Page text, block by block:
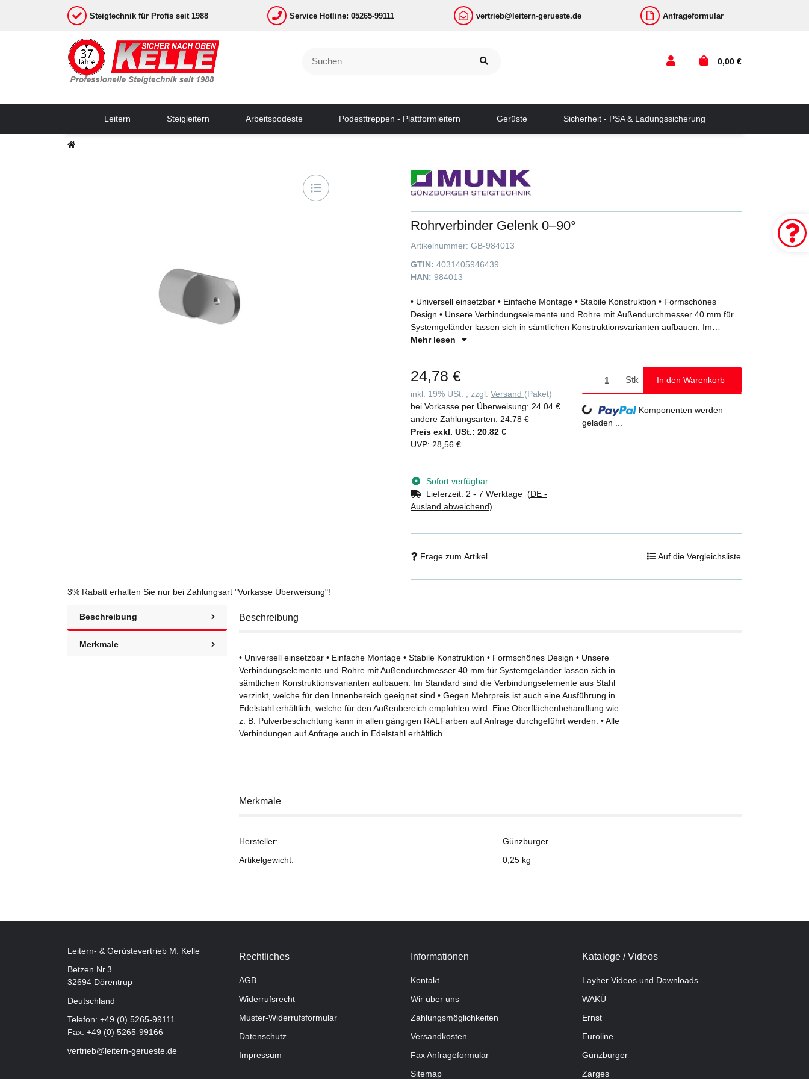
Steigtechnik für Profis seit 1988 Service Hotline: 05265-99111 vertrieb@leitern-gerueste.de Anfrageformular
0,00 €
Leitern Steigleitern Arbeitspodeste Podesttreppen - Plattformleitern Gerüste Sicherheit - PSA & Ladungssicherung
Rohrverbinder Gelenk 0–90°
Artikelnummer: GB-984013
GTIN: 4031405946439
HAN: 984013
• Universell einsetzbar • Einfache Montage • Stabile Konstruktion • Formschönes
Design • Unsere Verbindungselemente und Rohre mit Außendurchmesser 40 mm für
Systemgeländer lassen sich in sämtlichen Konstruktionsvarianten aufbauen. Im
Standard sind die Verbindungselemente aus Stahl verzinkt, welche für den
erhältlich, welche für den Außenbereich empfohlen wird. Eine Oberflächenbehandlung
wie z. B. Pulverbeschichtung kann in allen gängigen RALFarben auf Anfrage
durchgeführt werden. • Alle Verbindungen auf Anfrage auch in Edelstahl erhältlich
Mehr lesen
24,78 €
inkl. 19% USt. , zzgl. Versand (Paket)
bei Vorkasse per Überweisung: 24.04 €
andere Zahlungsarten: 24.78 €
Preis exkl. USt.: 20.82 €
UVP: 28,56 €
Sofort verfügbar
Lieferzeit: 2 - 7 Werktage (DE -
Ausland abweichend)
Stk In den Warenkorb
Loading...
Komponenten werden
geladen ...
Frage zum Artikel Auf die Vergleichsliste
3% Rabatt erhalten Sie nur bei Zahlungsart "Vorkasse Überweisung"!
Beschreibung
Merkmale
Beschreibung
• Universell einsetzbar • Einfache Montage • Stabile Konstruktion • Formschönes Design • Unsere
Verbindungselemente und Rohre mit Außendurchmesser 40 mm für Systemgeländer lassen sich in
sämtlichen Konstruktionsvarianten aufbauen. Im Standard sind die Verbindungselemente aus Stahl
verzinkt, welche für den Innenbereich geeignet sind • Gegen Mehrpreis ist auch eine Ausführung in
Edelstahl erhältlich, welche für den Außenbereich empfohlen wird. Eine Oberflächenbehandlung wie
z. B. Pulverbeschichtung kann in allen gängigen RALFarben auf Anfrage durchgeführt werden. • Alle
Verbindungen auf Anfrage auch in Edelstahl erhältlich
Merkmale
Hersteller:
Günzburger
Artikelgewicht:
0,25 kg
Leitern- & Gerüstevertrieb M. Kelle
Betzen Nr.3
32694 Dörentrup
Deutschland
Telefon: +49 (0) 5265-99111
Fax: +49 (0) 5265-99166
vertrieb@leitern-gerueste.de
Rechtliches
AGB
Widerrufsrecht
Muster-Widerrufsformular
Datenschutz
Impressum
Informationen
Kontakt
Wir über uns
Zahlungsmöglichkeiten
Versandkosten
Fax Anfrageformular
Sitemap
Kataloge / Videos
Layher Videos und Downloads
WAKÜ
Ernst
Euroline
Günzburger
Zarges